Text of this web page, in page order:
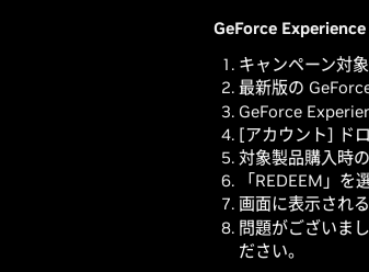
GeForce
キャンペーン対
最新版の
GeForce
[アカウント] ド
対象製品購入時
「REDEEM」を
画面に表示され
問題がございま
ださい。